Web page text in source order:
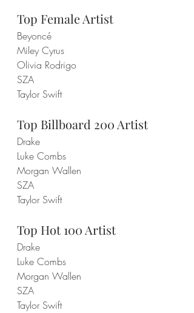
Top Female Artist
Beyoncé
Miley Cyrus
Olivia Rodrigo
SZA
Taylor Swift
Top Billboard 200 Artist
Drake
Luke Combs
Morgan Wallen
SZA
Taylor Swift
Top Hot 100 Artist
Drake
Luke Combs
Morgan Wallen
SZA
Taylor Swift